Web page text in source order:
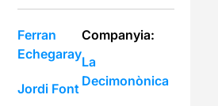
Ferran
Echegaray
Jordi Font
Companyia:
La
Decimonònica